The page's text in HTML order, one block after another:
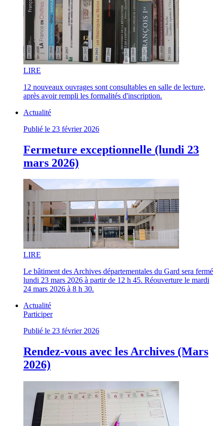
LIRE
12 nouveaux ouvrages sont consultables en salle de lecture,
après avoir rempli les formalités d'inscription.
Actualité
Publié le 23 février 2026
Fermeture exceptionnelle (lundi 23
mars 2026)
LIRE
Le bâtiment des Archives départementales du Gard sera fermé
lundi 23 mars 2026 à partir de 12 h 45. Réouverture le mardi
24 mars 2026 à 8 h 30.
Actualité
Participer
Publié le 23 février 2026
Rendez-vous avec les Archives (Mars
2026)